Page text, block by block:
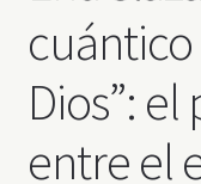
cuántico
Dios”:
entre el